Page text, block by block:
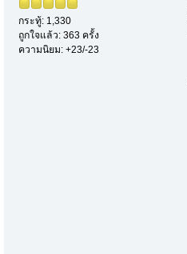
กระทู้: 1,330
ถูกใจแล้ว: 363 ครั้ง
ความนิยม: +23/-23